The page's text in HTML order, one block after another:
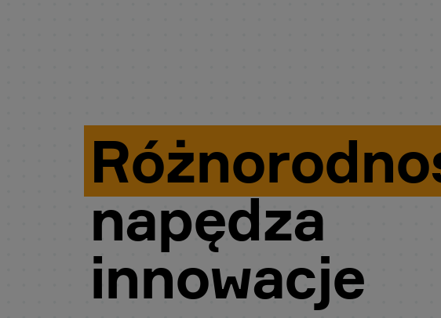
napędza
innowacje